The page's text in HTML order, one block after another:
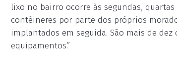
lixo no bairro ocorre às segundas,
contêineres por parte dos próprios
implantados em seguida. São mais de
equipamentos.”